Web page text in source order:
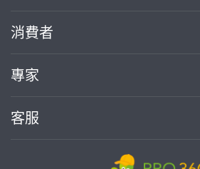
關於我們
部落格
加入我們
消費者
買服務
熱門服務
專家
案件中心
客服